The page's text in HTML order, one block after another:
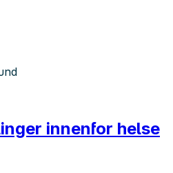
innenfor helse